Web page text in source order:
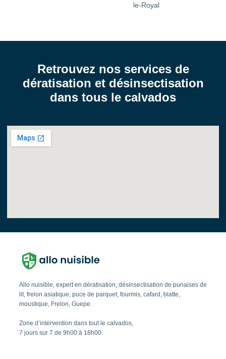
le-Royal
Retrouvez nos services de
dératisation et désinsectisation
dans tous le calvados
Allo nuisible, expert en dératisation, désinsectisation de punaises de
lit, frelon asiatique, puce de parquet, fourmis, cafard, blatte,
moustique, Frelon, Guepe.
Zone d’intervention dans tout le calvados,
7 jours sur 7 de 9h00 à 18h00.